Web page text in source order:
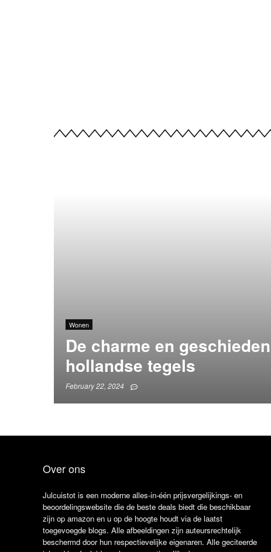
Wonen
De charme en
hollandse tegels
February 22, 2024
Over ons
Julcuistot is een moderne alles-in-één prijsvergelijkings- en
beoordelingswebsite die de beste deals biedt die beschikbaar
zijn op amazon en u op de hoogte houdt via de laatst
toegevoegde blogs. Alle afbeeldingen zijn auteursrechtelijk
beschermd door hun respectievelijke eigenaren. Alle geciteerde